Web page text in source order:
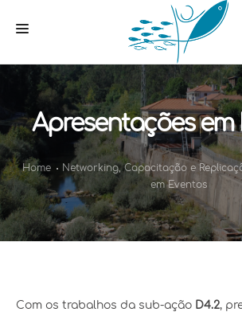
HOME
QUEM SOMOS
PROJETO
ALVOS
SOLUÇÕES
ENVOLVIMENTO
Apresentações em
Home Networking, Capacitação e
em Eventos
Com os trabalhos da sub-ação D4.2,